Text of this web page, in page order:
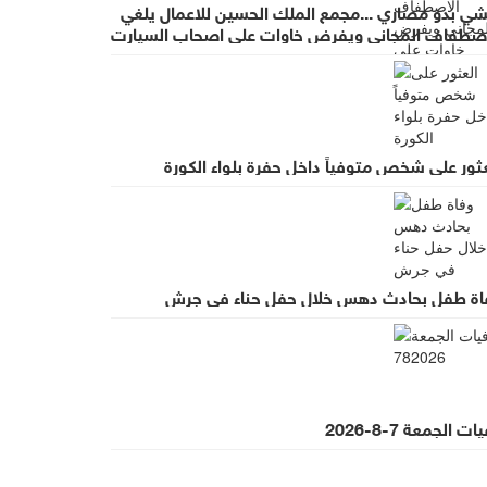
بدو مصاري ...مجمع الملك الحسين للاعمال يلغي
المجاني ويفرض خاوات على اصحاب السيارت
وغضب واسع لقرار يطرد الاستثمار
على شخص متوفياً داخل حفرة بلواء الكورة
طفل بحادث دهس خلال حفل حناء في جرش
الجمعة 7-8-2026